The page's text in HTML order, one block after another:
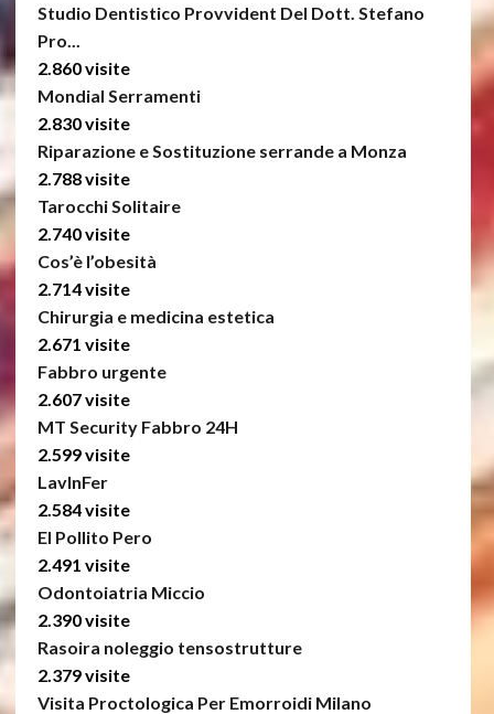
Studio Dentistico Provvident Del Dott. Stefano
Pro...
2.860 visite
Mondial Serramenti
2.830 visite
Riparazione e Sostituzione serrande a Monza
2.788 visite
Tarocchi Solitaire
2.740 visite
Cos’è l’obesità
2.714 visite
Chirurgia e medicina estetica
2.671 visite
Fabbro urgente
2.607 visite
MT Security Fabbro 24H
2.599 visite
LavInFer
2.584 visite
El Pollito Pero
2.491 visite
Odontoiatria Miccio
2.390 visite
Rasoira noleggio tensostrutture
2.379 visite
Visita Proctologica Per Emorroidi Milano